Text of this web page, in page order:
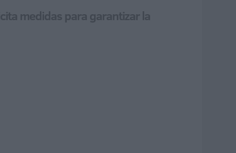
medidas para garantizar la